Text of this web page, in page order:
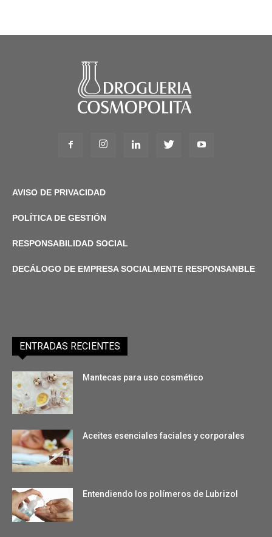
AVISO DE PRIVACIDAD
POLÍTICA DE GESTIÓN
RESPONSABILIDAD SOCIAL
DECÁLOGO DE EMPRESA SOCIALMENTE RESPONSANBLE
ENTRADAS RECIENTES
Mantecas para uso cosmético
Aceites esenciales faciales y corporales
Entendiendo los polímeros de Lubrizol